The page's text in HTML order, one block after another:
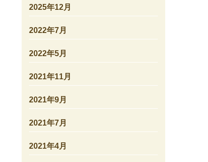
2025年12月
2022年7月
2022年5月
2021年11月
2021年9月
2021年7月
2021年4月